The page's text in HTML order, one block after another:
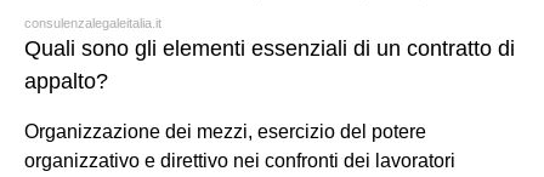
consulenzalegaleitalia.it
Quali sono gli elementi essenziali di un contratto di
appalto?
Organizzazione dei mezzi, esercizio del potere
organizzativo e direttivo nei confronti dei lavoratori